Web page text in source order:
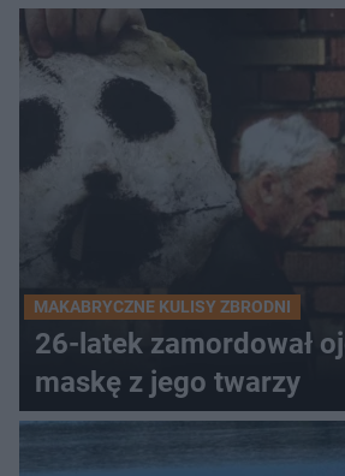
MAKABRYCZNE KULISY ZBRODNI
26-latek zamordował
maskę z jego twarzy